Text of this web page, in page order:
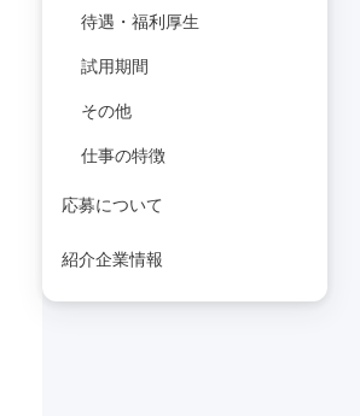
待遇・福利厚生
試用期間
その他
仕事の特徴
応募について
紹介企業情報